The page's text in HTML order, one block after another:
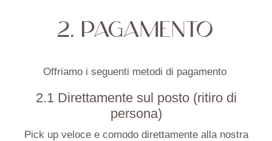
2. PAGAMENTO
Offriamo i seguenti metodi di pagamento
2.1 Direttamente sul posto (ritiro di
persona)
Pick up veloce e comodo direttamente alla nostra